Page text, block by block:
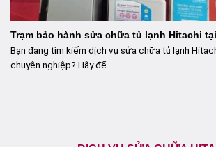
Trạm bảo hành sửa chữa tủ lạnh Hitachi
Bạn đang tìm kiếm dịch vụ sửa chữa tủ lạnh
chuyên nghiệp? Hãy để...